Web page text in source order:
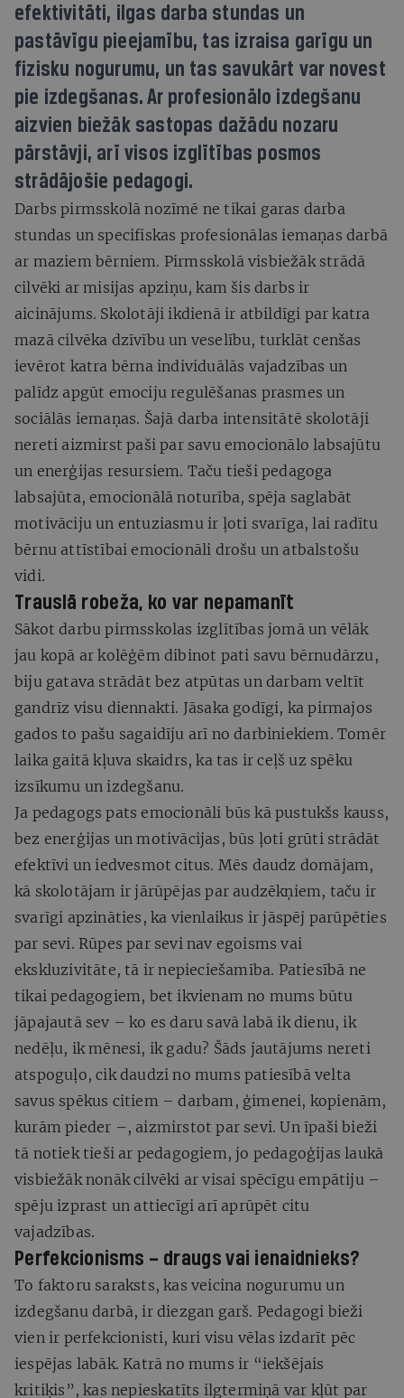
efektivitāti, ilgas darba stundas un
pastāvīgu pieejamību, tas izraisa garīgu un
fizisku nogurumu, un tas savukārt var novest
pie izdegšanas. Ar profesionālo izdegšanu
aizvien biežāk sastopas dažādu nozaru
pārstāvji, arī visos izglītības posmos
strādājošie pedagogi.
Darbs pirmsskolā nozīmē ne tikai garas darba
stundas un specifiskas profesionālas iemaņas darbā
ar maziem bērniem. Pirmsskolā visbiežāk strādā
cilvēki ar misijas apziņu, kam šis darbs ir
aicinājums. Skolotāji ikdienā ir atbildīgi par katra
mazā cilvēka dzīvību un veselību, turklāt cenšas
ievērot katra bērna individuālās vajadzības un
palīdz apgūt emociju regulēšanas prasmes un
sociālās iemaņas. Šajā darba intensitātē skolotāji
nereti aizmirst paši par savu emocionālo labsajūtu
un enerģijas resursiem. Taču tieši pedagoga
labsajūta, emocionālā noturība, spēja saglabāt
motivāciju un entuziasmu ir ļoti svarīga, lai radītu
bērnu attīstībai emocionāli drošu un atbalstošu
vidi.
Trauslā robeža, ko var nepamanīt
Sākot darbu pirmsskolas izglītības jomā un vēlāk
jau kopā ar kolēģēm dibinot pati savu bērnudārzu,
biju gatava strādāt bez atpūtas un darbam veltīt
gandrīz visu diennakti. Jāsaka godīgi, ka pirmajos
gados to pašu sagaidīju arī no darbiniekiem. Tomēr
laika gaitā kļuva skaidrs, ka tas ir ceļš uz spēku
izsīkumu un izdegšanu.
Ja pedagogs pats emocionāli būs kā pustukšs kauss,
bez enerģijas un motivācijas, būs ļoti grūti strādāt
efektīvi un iedvesmot citus. Mēs daudz domājam,
kā skolotājam ir jārūpējas par audzēkņiem, taču ir
svarīgi apzināties, ka vienlaikus ir jāspēj parūpēties
par sevi. Rūpes par sevi nav egoisms vai
ekskluzivitāte, tā ir nepieciešamība. Patiesībā ne
tikai pedagogiem, bet ikvienam no mums būtu
jāpajautā sev – ko es daru savā labā ik dienu, ik
nedēļu, ik mēnesi, ik gadu? Šāds jautājums nereti
atspoguļo, cik daudzi no mums patiesībā velta
savus spēkus citiem – darbam, ģimenei, kopienām,
kurām pieder –, aizmirstot par sevi. Un īpaši bieži
tā notiek tieši ar pedagogiem, jo pedagoģijas laukā
visbiežāk nonāk cilvēki ar visai spēcīgu empātiju –
spēju izprast un attiecīgi arī aprūpēt citu
vajadzības.
Perfekcionisms – draugs vai ienaidnieks?
To faktoru saraksts, kas veicina nogurumu un
izdegšanu darbā, ir diezgan garš. Pedagogi bieži
vien ir perfekcionisti, kuri visu vēlas izdarīt pēc
iespējas labāk. Katrā no mums ir “iekšējais
kritiķis”, kas nepieskatīts ilgtermiņā var kļūt par